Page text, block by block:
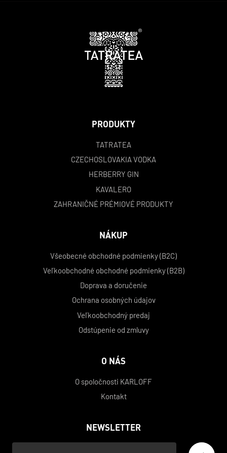
PRODUKTY
TATRATEA
CZECHOSLOVAKIA VODKA
HERBERRY GIN
KAVALERO
ZAHRANIČNÉ PRÉMIOVÉ PRODUKTY
NÁKUP
Všeobecné obchodné podmienky (B2C)
Veľkoobchodné obchodné podmienky (B2B)
Doprava a doručenie
Ochrana osobných údajov
Veľkoobchodný predaj
Odstúpenie od zmluvy
O NÁS
O spoločnosti KARLOFF
Kontakt
NEWSLETTER